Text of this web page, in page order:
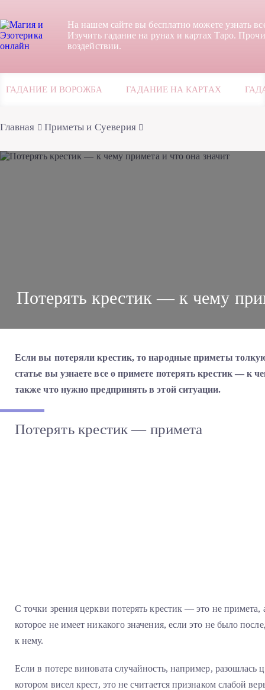
На нашем сайте вы бесплатно можете узнать
Изучить гадание на рунах и картах Таро.
воздействии.
ГАДАНИЕ И ВОРОЖБА ГАДАНИЕ НА КАРТАХ
Главная Приметы и Суеверия
Потерять крестик — к чему
Если вы потеряли крестик, то народные приметы
статье вы узнаете все о примете потерять крестик — к
также что нужно предпринять в этой ситуации.
Потерять крестик — примета
С точки зрения церкви потерять крестик — это не
которое не имеет никакого значения, если это не было
к нему.
Если в потере виновата случайность, например, разошлась
котором висел крест, это не считается признаком слабой